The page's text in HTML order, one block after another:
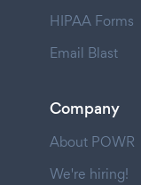
HIPAA Forms
Email Blast
Company
About POWR
We're hiring!